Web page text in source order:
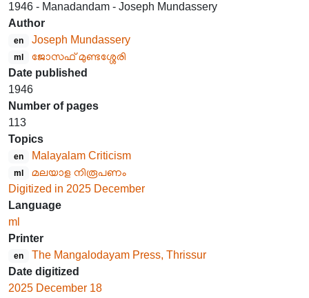
1946 - Manadandam - Joseph Mundassery
Author
en Joseph Mundassery
ml
ജോസഫ് മുണ്ടശ്ശേരി
Date published
1946
Number of pages
113
Topics
en Malayalam Criticism
ml
മലയാള നിരൂപണം
Digitized in 2025 December
Language
ml
Printer
en
The Mangalodayam Press, Thrissur
Date digitized
2025 December 18